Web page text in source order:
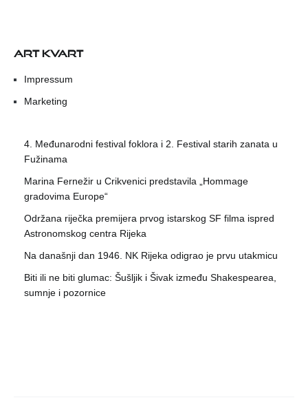
ART KVART
Impressum
Marketing
4. Međunarodni festival foklora i 2. Festival starih zanata u
Fužinama
Marina Fernežir u Crikvenici predstavila „Hommage
gradovima Europe“
Održana riječka premijera prvog istarskog SF filma ispred
Astronomskog centra Rijeka
Na današnji dan 1946. NK Rijeka odigrao je prvu utakmicu
Biti ili ne biti glumac: Šušljik i Šivak između Shakespearea,
sumnje i pozornice